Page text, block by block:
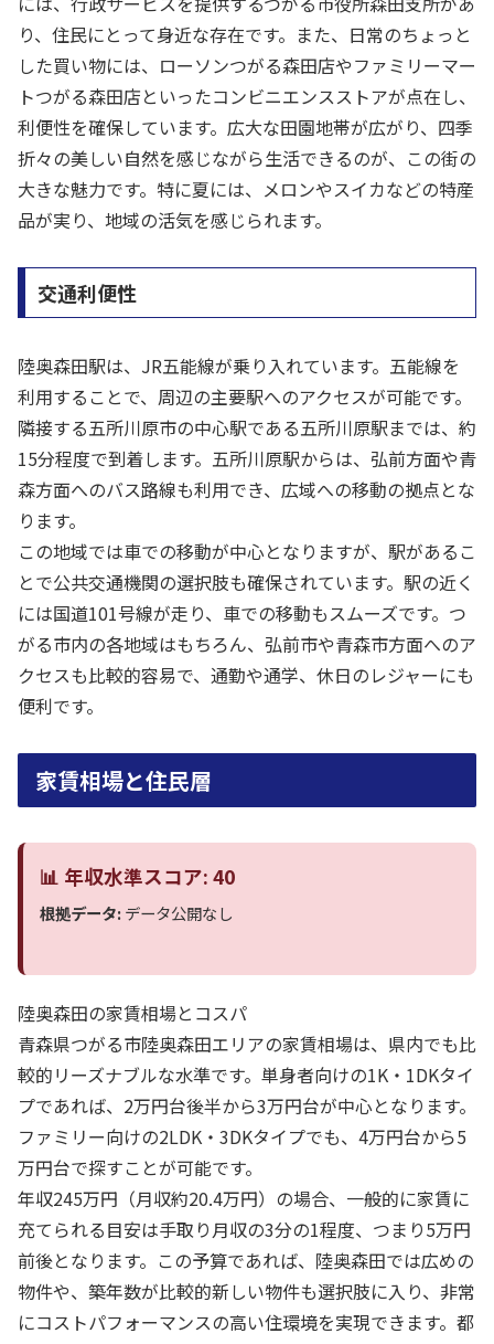
り、住民にとって身近な存在です。また、日常のちょっと
した買い物には、ローソンつがる森田店やファミリーマー
トつがる森田店といったコンビニエンスストアが点在し、
利便性を確保しています。広大な田園地帯が広がり、四季
折々の美しい自然を感じながら生活できるのが、この街の
大きな魅力です。特に夏には、メロンやスイカなどの特産
品が実り、地域の活気を感じられます。
交通利便性
陸奥森田駅は、JR五能線が乗り入れています。五能線を
利用することで、周辺の主要駅へのアクセスが可能です。
隣接する五所川原市の中心駅である五所川原駅までは、約
15分程度で到着します。五所川原駅からは、弘前方面や青
森方面へのバス路線も利用でき、広域への移動の拠点とな
ります。
この地域では車での移動が中心となりますが、駅があるこ
とで公共交通機関の選択肢も確保されています。駅の近く
には国道101号線が走り、車での移動もスムーズです。つ
がる市内の各地域はもちろん、弘前市や青森市方面へのア
クセスも比較的容易で、通勤や通学、休日のレジャーにも
便利です。
家賃相場と住民層
📊 年収水準スコア: 40
根拠データ:データ公開なし
陸奥森田の家賃相場とコスパ
青森県つがる市陸奥森田エリアの家賃相場は、県内でも比
較的リーズナブルな水準です。単身者向けの1K・1DKタイ
プであれば、2万円台後半から3万円台が中心となります。
ファミリー向けの2LDK・3DKタイプでも、4万円台から5
万円台で探すことが可能です。
年収245万円（月収約20.4万円）の場合、一般的に家賃に
充てられる目安は手取り月収の3分の1程度、つまり5万円
前後となります。この予算であれば、陸奥森田では広めの
物件や、築年数が比較的新しい物件も選択肢に入り、非常
にコストパフォーマンスの高い住環境を実現できます。都